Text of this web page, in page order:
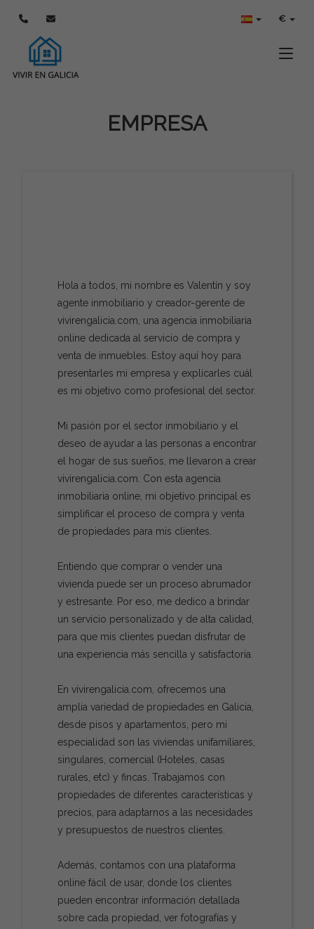
€
EMPRESA
Hola a todos, mi nombre es Valentín y soy
agente inmobiliario y creador-gerente de
vivirengalicia.com, una agencia inmobiliaria
online dedicada al servicio de compra y
venta de inmuebles. Estoy aquí hoy para
presentarles mi empresa y explicarles cuál
es mi objetivo como profesional del sector.
Mi pasión por el sector inmobiliario y el
deseo de ayudar a las personas a encontrar
el hogar de sus sueños, me llevaron a crear
vivirengalicia.com. Con esta agencia
inmobiliaria online, mi objetivo principal es
simplificar el proceso de compra y venta
de propiedades para mis clientes.
Entiendo que comprar o vender una
vivienda puede ser un proceso abrumador
y estresante. Por eso, me dedico a brindar
un servicio personalizado y de alta calidad,
para que mis clientes puedan disfrutar de
una experiencia más sencilla y satisfactoria.
En vivirengalicia.com, ofrecemos una
amplia variedad de propiedades en Galicia,
desde pisos y apartamentos, pero mi
especialidad son las viviendas unifamiliares,
singulares, comercial (Hoteles, casas
rurales, etc) y fincas. Trabajamos con
propiedades de diferentes características y
precios, para adaptarnos a las necesidades
y presupuestos de nuestros clientes.
Además, contamos con una plataforma
online fácil de usar, donde los clientes
pueden encontrar información detallada
sobre cada propiedad, ver fotografías y